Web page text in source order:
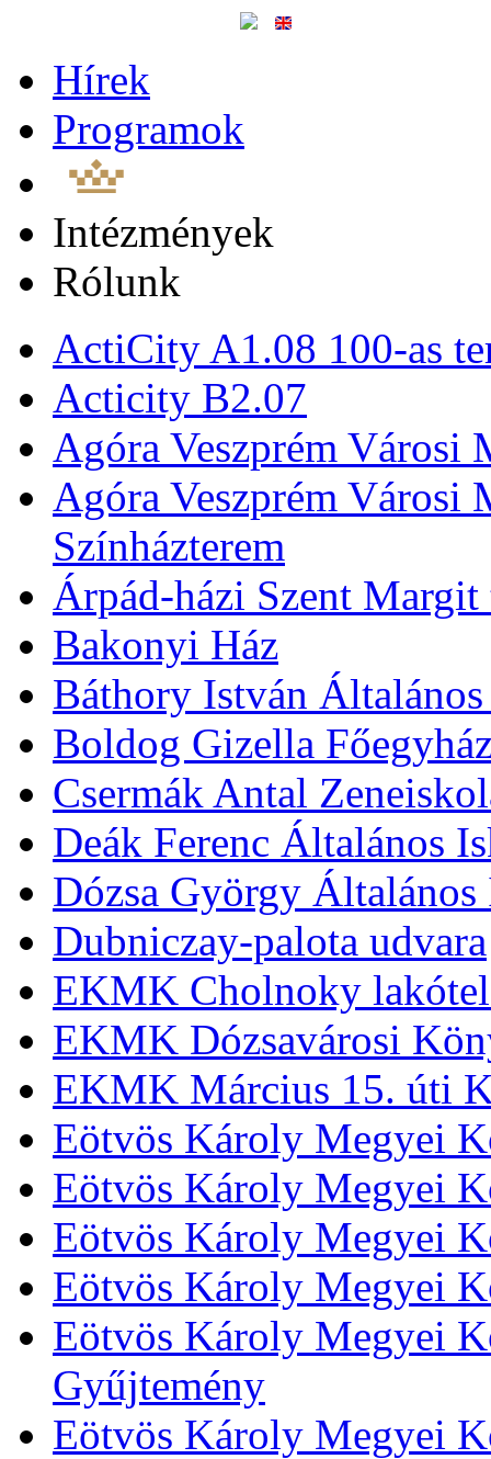
Hírek
Programok
Intézmények
Rólunk
ActiCity A1.08 100-as
Acticity B2.07
Agóra Veszprém Városi
Agóra Veszprém Városi
Színházterem
Árpád-házi Szent
Bakonyi Ház
Báthory István
Boldog Gizella
Csermák Antal
Deák Ferenc Általános
Dózsa György Általános
Dubniczay-palota udvara
EKMK Cholnoky
EKMK Dózsavárosi
EKMK Március 15. úti
Eötvös Károly Megyei
Eötvös Károly Megyei
Eötvös Károly Megyei
Eötvös Károly Megyei
Eötvös Károly Megyei
Gyűjtemény
Eötvös Károly Megyei